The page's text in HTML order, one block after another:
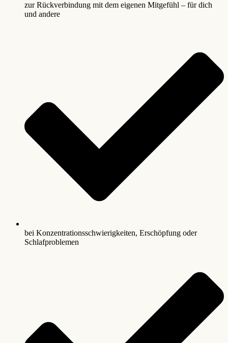
zur Rückverbindung mit dem eigenen Mitgefühl – für dich
und andere
bei Konzentrationsschwierigkeiten, Erschöpfung oder
Schlafproblemen